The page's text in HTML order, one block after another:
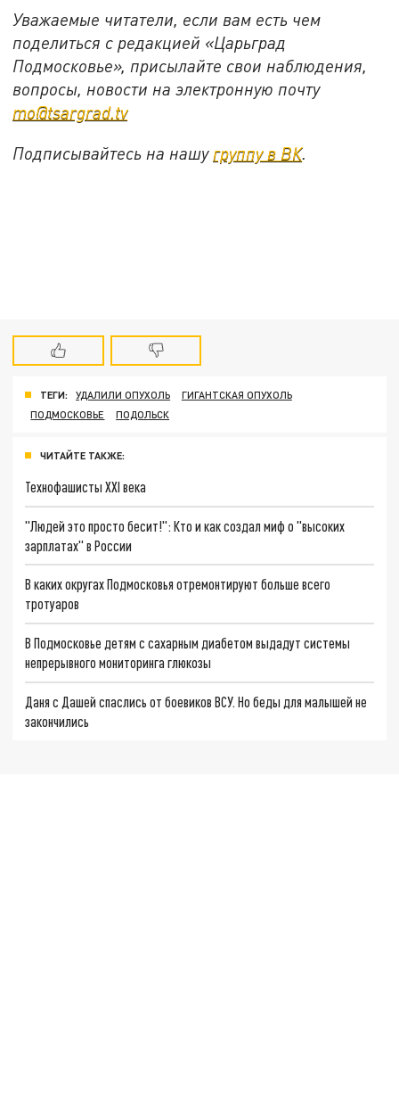
Уважаемые читатели, если вам есть чем
поделиться с редакцией «Царьград
Подмосковье», присылайте свои наблюдения,
вопросы, новости на электронную почту
mo@tsargrad.tv
Подписывайтесь на нашу группу в ВК.
ТЕГИ: УДАЛИЛИ ОПУХОЛЬ
ГИГАНТСКАЯ ОПУХОЛЬ
ПОДМОСКОВЬЕ
ПОДОЛЬСК
ЧИТАЙТЕ ТАКЖЕ:
Технофашисты XXI века
"Людей это просто бесит!": Кто и как создал миф о "высоких
зарплатах" в России
В каких округах Подмосковья отремонтируют больше всего
тротуаров
В Подмосковье детям с сахарным диабетом выдадут системы
непрерывного мониторинга глюкозы
Даня с Дашей спаслись от боевиков ВСУ. Но беды для малышей не
закончились